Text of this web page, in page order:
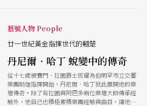
藝號人物 People
廿一世紀黃金指揮世代的翹楚
丹尼爾．哈丁 蛻變中的傳奇
從十七歲被賽門．拉圖爵士拔擢為伯明罕市立交響
樂團助理指揮開始，丹尼爾．哈丁就此展開他的樂
壇傳奇。除了有拉圖與阿巴多兩位樂壇大師傳承經
驗外，他自己也積極累積樂團經驗與曲目，讓他在